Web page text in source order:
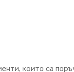
които са